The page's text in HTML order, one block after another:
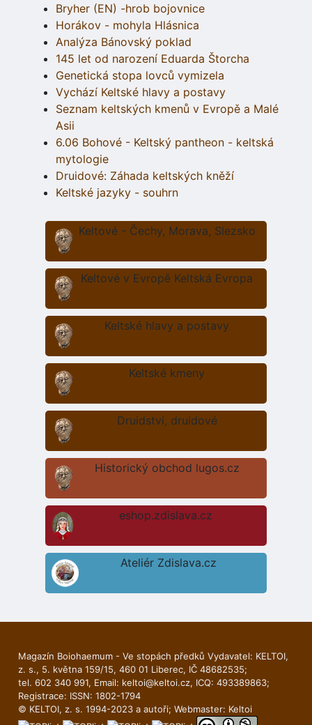
Bryher (EN) -hrob bojovnice
Horákov - mohyla Hlásnica
Analýza Bánovský poklad
145 let od narození Eduarda Štorcha
Genetická stopa lovců vymizela
Vychází Keltské hlavy a postavy
Seznam keltských kmenů v Evropě a Malé
Asii
6.06 Bohové - Keltský pantheon - keltská
mytologie
Druidové: Záhada keltských kněží
Keltské jazyky - souhrn
Keltové - Čechy, Morava, Slezsko
Keltové v Evropě Keltská Evropa
Keltské hlavy a postavy
Keltské kmeny
Druidství, druidové
Historický obchod lugos.cz
eshop.zdislava.cz
Ateliér Zdislava.cz
Magazín Boiohaemum - Ve stopách předků Vydavatel: KELTOI,
z. s., 5. května 159/15, 460 01 Liberec, IČ 48682535;
tel. 602 340 991, Email: keltoi@keltoi.cz, ICQ: 493389863;
Registrace: ISSN: 1802-1794
© KELTOI, z. s. 1994-2023 a autoři; Webmaster: Keltoi